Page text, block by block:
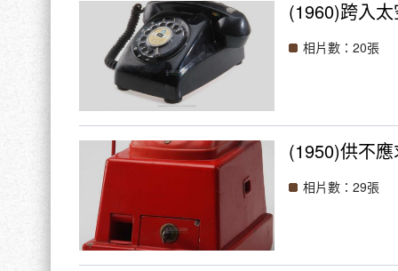
(1960)跨入
相片數：20張
(1950)供不
相片數：29張